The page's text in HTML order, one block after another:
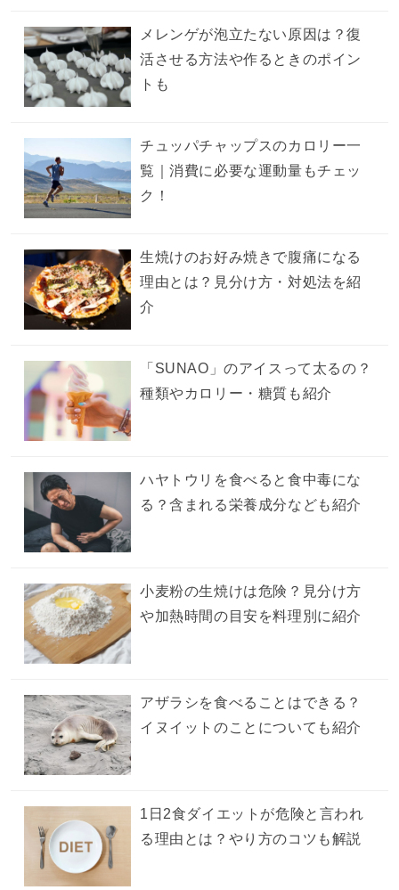
メレンゲが泡立たない原因は？復
活させる方法や作るときのポイン
トも
チュッパチャップスのカロリー一
覧｜消費に必要な運動量もチェッ
ク！
生焼けのお好み焼きで腹痛になる
理由とは？見分け方・対処法を紹
介
「SUNAO」のアイスって太るの？
種類やカロリー・糖質も紹介
ハヤトウリを食べると食中毒にな
る？含まれる栄養成分なども紹介
小麦粉の生焼けは危険？見分け方
や加熱時間の目安を料理別に紹介
アザラシを食べることはできる？
イヌイットのことについても紹介
1日2食ダイエットが危険と言われ
る理由とは？やり方のコツも解説